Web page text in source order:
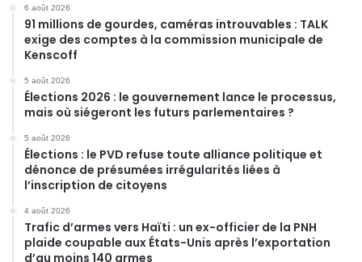
6 août 2026
91 millions de gourdes, caméras introuvables : TALK
exige des comptes à la commission municipale de
Kenscoff
5 août 2026
Élections 2026 : le gouvernement lance le processus,
mais où siégeront les futurs parlementaires ?
5 août 2026
Élections : le PVD refuse toute alliance politique et
dénonce de présumées irrégularités liées à
l’inscription de citoyens
4 août 2026
Trafic d’armes vers Haïti : un ex-officier de la PNH
plaide coupable aux États-Unis après l’exportation
d’au moins 140 armes